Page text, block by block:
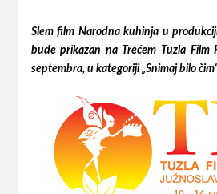
Slem film Narodna kuhinja u
bude prikazan na Trećem Tuzla Film
septembra, u kategoriji „Snimaj bilo